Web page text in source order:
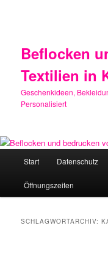
Beflocken
Textilien in
Geschenkideen,
Personalisiert
Start Datenschutz
Öffnungszeiten
SCHLAGWORTARCHIV: